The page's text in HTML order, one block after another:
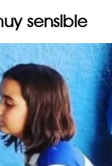
sensible